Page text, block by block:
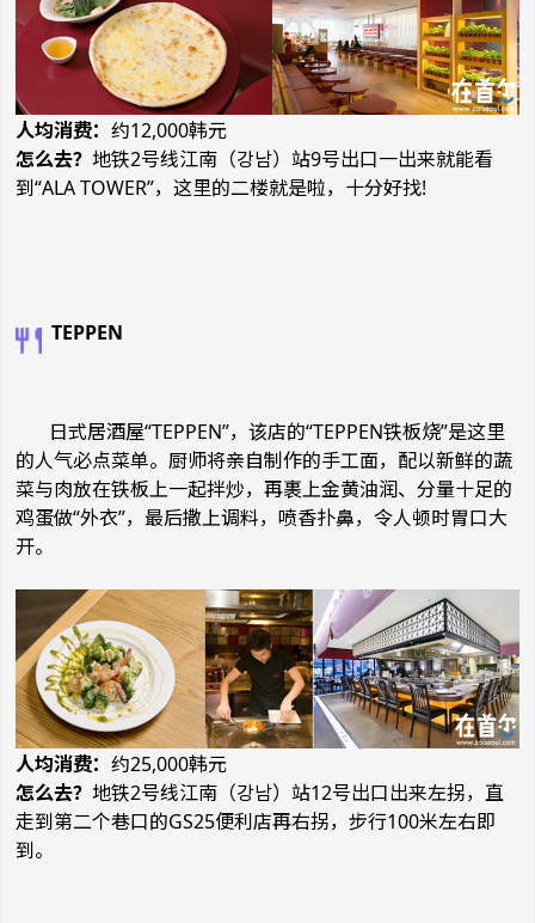
人均消费： 约12,000韩元
怎么去？ 地铁2号线江南（강남）站9号出口一出来就能看
到“ALA TOWER”，这里的二楼就是啦，十分好找!
TEPPEN
日式居酒屋“TEPPEN”，该店的“TEPPEN铁板烧”是这里
的人气必点菜单。厨师将亲自制作的手工面，配以新鲜的蔬
菜与肉放在铁板上一起拌炒，再裹上金黄油润、分量十足的
鸡蛋做“外衣”，最后撒上调料，喷香扑鼻，令人顿时胃口大
开。
人均消费： 约25,000韩元
怎么去？ 地铁2号线江南（강남）站12号出口出来左拐，直
走到第二个巷口的GS25便利店再右拐，步行100米左右即
到。